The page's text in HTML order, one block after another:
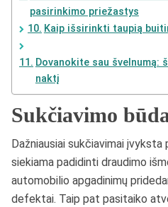
pasirinkimo priežastys
Kaip išsirinkti taupią
Dovanokite sau švelnumą:
naktį
Sukčiavimo
Dažniausiai sukčiavimai įvyksta
siekiama padidinti draudimo
automobilio apgadinimų
defektai. Taip pat pasitaiko